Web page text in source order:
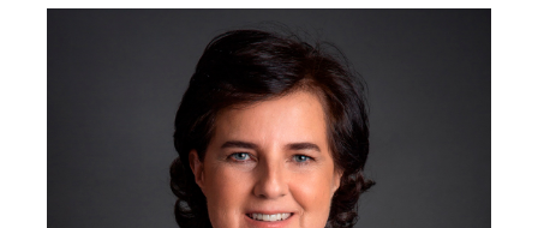
Mais Informação